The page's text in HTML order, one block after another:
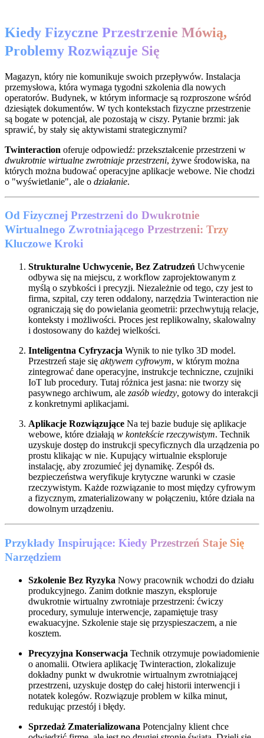
Kiedy Fizyczne Przestrzenie Mówią,
Problemy Rozwiązuje Się
Magazyn, który nie komunikuje swoich przepływów. Instalacja
przemysłowa, która wymaga tygodni szkolenia dla nowych
operatorów. Budynek, w którym informacje są rozproszone wśród
dziesiątek dokumentów. W tych kontekstach fizyczne przestrzenie
są bogate w potencjał, ale pozostają w ciszy. Pytanie brzmi: jak
sprawić, by stały się aktywistami strategicznymi?
Twinteraction oferuje odpowiedź: przekształcenie przestrzeni w
dwukrotnie wirtualne zwrotniaje przestrzeni, żywe środowiska, na
których można budować operacyjne aplikacje webowe. Nie chodzi
o "wyświetlanie", ale o działanie.
Od Fizycznej Przestrzeni do Dwukrotnie
Wirtualnego Zwrotniającego Przestrzeni: Trzy
Kluczowe Kroki
Strukturalne Uchwycenie, Bez Zatrudzeń Uchwycenie
odbywa się na miejscu, z workflow zaprojektowanym z
myślą o szybkości i precyzji. Niezależnie od tego, czy jest to
firma, szpital, czy teren oddalony, narzędzia Twinteraction nie
ograniczają się do powielania geometrii: przechwytują relacje,
konteksty i możliwości. Proces jest replikowalny, skalowalny
i dostosowany do każdej wielkości.
Inteligentna Cyfryzacja Wynik to nie tylko 3D model.
Przestrzeń staje się aktywem cyfrowym, w którym można
zintegrować dane operacyjne, instrukcje techniczne, czujniki
IoT lub procedury. Tutaj różnica jest jasna: nie tworzy się
pasywnego archiwum, ale zasób wiedzy, gotowy do interakcji
z konkretnymi aplikacjami.
Aplikacje Rozwiązujące Na tej bazie buduje się aplikacje
webowe, które działają w kontekście rzeczywistym. Technik
uzyskuje dostęp do instrukcji specyficznych dla urządzenia po
prostu klikając w nie. Kupujący wirtualnie eksploruje
instalację, aby zrozumieć jej dynamikę. Zespół ds.
bezpieczeństwa weryfikuje krytyczne warunki w czasie
rzeczywistym. Każde rozwiązanie to most między cyfrowym
a fizycznym, zmaterializowany w połączeniu, które działa na
dowolnym urządzeniu.
Przykłady Inspirujące: Kiedy Przestrzeń Staje Się
Narzędziem
Szkolenie Bez Ryzyka Nowy pracownik wchodzi do działu
produkcyjnego. Zanim dotknie maszyn, eksploruje
dwukrotnie wirtualny zwrotniaje przestrzeni: ćwiczy
procedury, symuluje interwencje, zapamiętuje trasy
ewakuacyjne. Szkolenie staje się przyspieszaczem, a nie
kosztem.
Precyzyjna Konserwacja Technik otrzymuje powiadomienie
o anomalii. Otwiera aplikację Twinteraction, zlokalizuje
dokładny punkt w dwukrotnie wirtualnym zwrotniającej
przestrzeni, uzyskuje dostęp do całej historii interwencji i
notatek kolegów. Rozwiązuje problem w kilka minut,
redukując przestój i błędy.
Sprzedaż Zmaterializowana Potencjalny klient chce